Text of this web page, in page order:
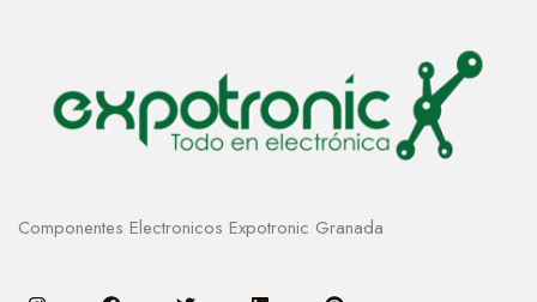
Componentes Electronicos Expotronic Granada